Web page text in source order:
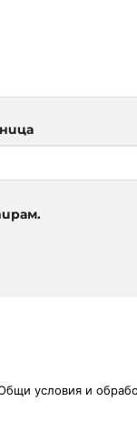
ДАННИ
условия и